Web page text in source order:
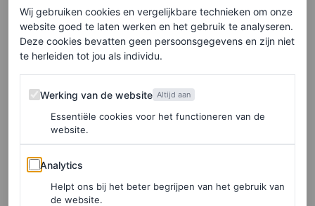
Het volgende moment zat ik vast met mijn hak in de
runway. Het is ongelofelijk hoeveel gedachtes er door
mijn hoofd gingen: ik kon wel wegrennen en verdwijnen.
Toch fixte ik het op dat moment en dat ging vrij snel.
Achteraf moest ik erg hard om mezelf lachen en ik was
trots op hoe ik die situatie heb opgelost.”
De tekst gaat verder onder de afbeelding.
Wij gebruiken cookies en vergelijkbare technieken om onze
website goed te laten werken en het gebruik te analyseren.
Deze cookies bevatten geen persoonsgegevens en zijn niet
te herleiden tot jou als individu.
Werking van de website
Werking van de website Altijd aan
Essentiële cookies voor het functioneren van de
website.
Analytics
Analytics
Helpt ons bij het beter begrijpen van het gebruik van
de website.